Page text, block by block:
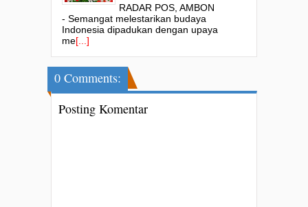
RADAR POS, AMBON
- Semangat melestarikan budaya
Indonesia dipadukan dengan upaya
me[...]
0 Comments:
Posting Komentar